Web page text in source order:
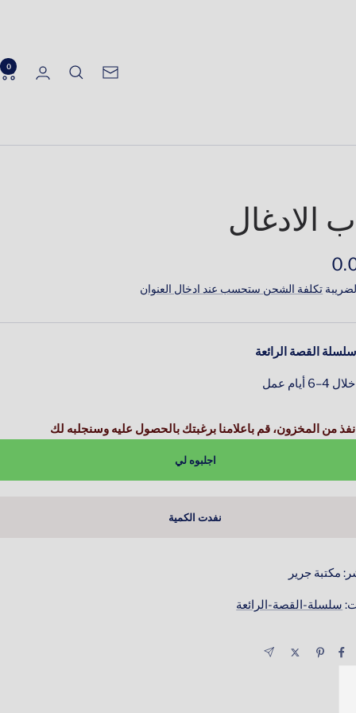
الرسالة
0
تكلفة الشحن ستحسب عند ادخال العنوان
أيام عمل
نفذ من المخزون، قم باعلامنا برغبتك بالحصول عليه وسنجلبه لك
اجلبوه لي
نفدت الكمية
مكتبة جرير
سلسلة-القصة-الرائعة